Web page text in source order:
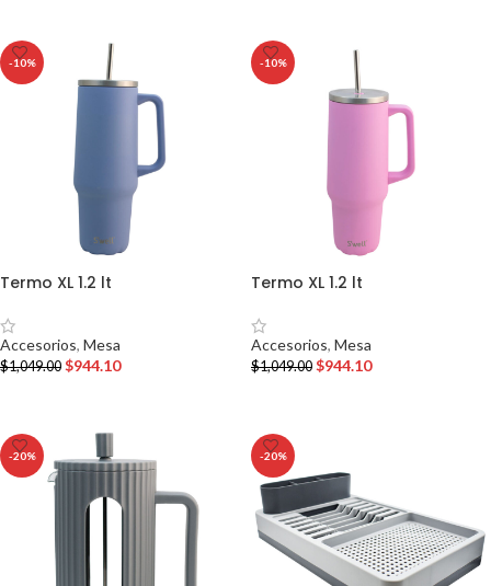
-10%
Termo XL 1.2 lt
Accesorios, Mesa
$1,049.00 $944.10
-10%
Termo XL 1.2 lt
Accesorios, Mesa
$1,049.00 $944.10
-20% -20%